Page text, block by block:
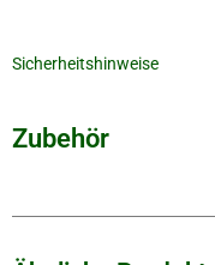
Sicherheitshinweise
Zubehör